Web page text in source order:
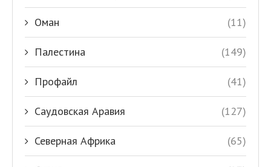
Оман (11)
Палестина (149)
Профайл (41)
Саудовская Аравия (127)
Северная Африка (65)